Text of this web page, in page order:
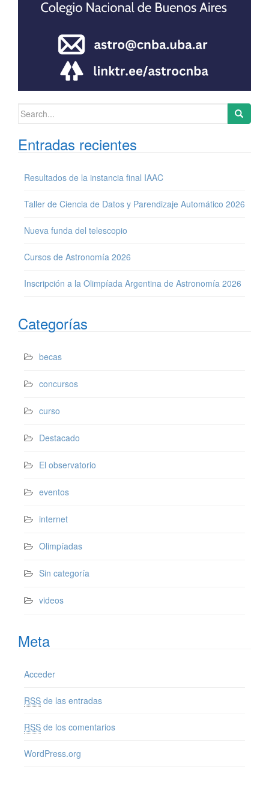
Search for:
Entradas recientes
Resultados de la instancia final IAAC
Taller de Ciencia de Datos y Parendizaje Automático 2026
Nueva funda del telescopio
Cursos de Astronomía 2026
Inscripción a la Olimpíada Argentina de Astronomía 2026
Categorías
becas
concursos
curso
Destacado
El observatorio
eventos
internet
Olimpíadas
Sin categoría
videos
Meta
Acceder
RSS de las entradas
RSS de los comentarios
WordPress.org